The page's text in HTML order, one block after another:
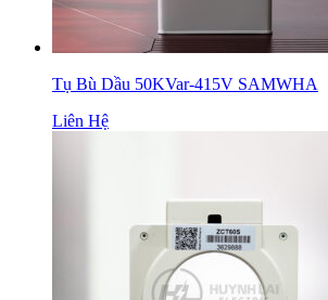
Tụ Bù Dầu 50KVar-415V SAMWHA
Liên Hệ